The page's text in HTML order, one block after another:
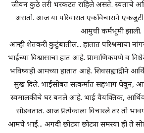
जीवन कुठे तरी भरकटत राहिले असते. स्वताचे
असतो. आज या परिवारात एकविचाराने
आमुची कर्मभूमी झाली.
आम्ही शेतकरी कुटुंबातील... हातात परिश्रमाचा
भाईंच्या विश्वासाचा हात आहे. प्रामाणिकपणे व
भविष्यही आमच्या हातात आहे. शिवसह्याद्रीने
सुख दिले. भाईंसोबत सत्कर्मात सहभाग घेवून,
स्वमालकीचे घर बनले आहे. भाई वैयक्तिक,
सोडवतात. आज प्रत्येकाला विचारले तर तो
आमचे भाई... अगदी छोट्या छोट्या समस्या ही ते